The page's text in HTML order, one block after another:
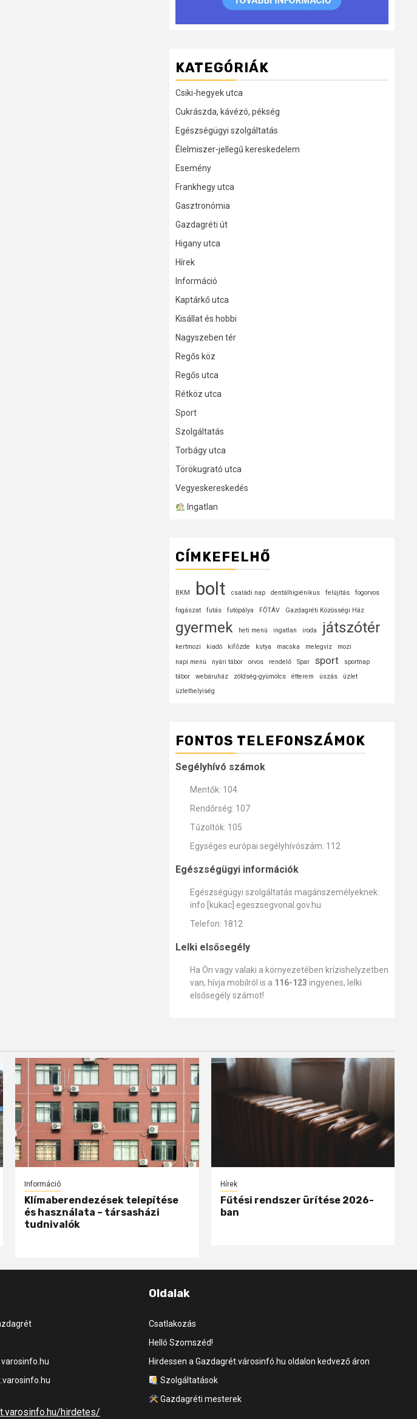
KATEGÓRIÁK
Csiki-hegyek utca
Cukrászda, kávézó, pékség
Egészségügyi szolgáltatás
Élelmiszer-jellegű kereskedelem
Esemény
Frankhegy utca
Gasztronómia
Gazdagréti út
Higany utca
Hírek
Információ
Kaptárkő utca
Kisállat és hobbi
Nagyszeben tér
Regős köz
Regős utca
Rétköz utca
Sport
Szolgáltatás
Torbágy utca
Törökugrató utca
Vegyeskereskedés
Ingatlan
CÍMKEFELHŐ
BKM bolt családi nap dentálhigiénikus felújítás fogorvos
fogászat futás futópálya FŐTÁV Gazdagréti Közösségi Ház
gyermek heti menü ingatlan iroda játszótér
kertmozi kiadó kifőzde kutya macska melegvíz
mozi
napi menü
nyári tábor orvos rendelő Spar sport
sportnap
tábor
webáruház zöldség-gyümölcs étterem úszás
üzlet
üzlethelyiség
FONTOS TELEFONSZÁMOK
Segélyhívó számok
Mentők: 104
Rendőrség: 107
Tűzoltók: 105
Egységes európai segélyhívószám: 112
Egészségügyi információk
Egészségügyi szolgáltatás magánszemélyeknek:
info [kukac] egeszsegvonal.gov.hu
Telefon: 1812
Lelki elsősegély
Ha Ön vagy valaki a környezetében krízishelyzetben
van, hívja mobilról is a 116-123 ingyenes, lelki
elsősegély számot!
Információ
Klímaberendezések telepítése
és használata – társasházi
tudnivalók
Hírek
Fűtési rendszer ürítése 2026-
ban
hirdetes/
Oldalak
Csatlakozás
Helló Szomszéd!
Hirdessen a Gazdagrét.városinfó.hu oldalon kedvező áron
Szolgáltatások
Gazdagréti mesterek